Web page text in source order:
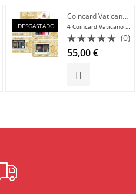
Últimas 20 Novidades
DESGASTADO
Coincard Vaticano Euro
4 Coincard Vaticano 2025 Jubileo Ano Santo 50 cc Fdc
Avaliação
0
de
(0)
55,00€